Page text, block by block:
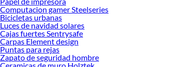
Computacion gamer Steelseries
Bicicletas urbanas
Luces de navidad solares
Cajas fuertes Sentrysafe
Carpas Element design
Puntas para rejas
Zapato de seguridad hombre